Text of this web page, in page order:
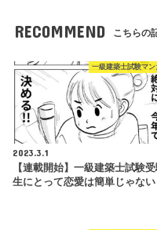
RECOMMEND こちらの
一級建築士試験マン
2023.3.1
【連載開始】一級建築士試験
生にとって恋愛は簡単じゃない